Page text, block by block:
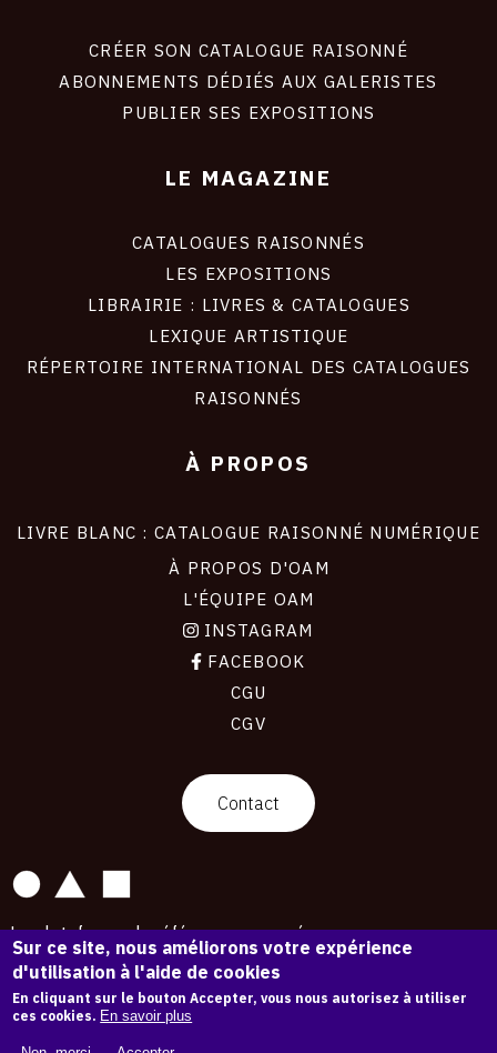
CRÉER SON CATALOGUE RAISONNÉ
ABONNEMENTS DÉDIÉS AUX GALERISTES
PUBLIER SES EXPOSITIONS
LE MAGAZINE
CATALOGUES RAISONNÉS
LES EXPOSITIONS
LIBRAIRIE : LIVRES & CATALOGUES
LEXIQUE ARTISTIQUE
RÉPERTOIRE INTERNATIONAL DES CATALOGUES
RAISONNÉS
À PROPOS
LIVRE BLANC : CATALOGUE RAISONNÉ NUMÉRIQUE
À PROPOS D'OAM
L'ÉQUIPE OAM
INSTAGRAM
FACEBOOK
CGU
CGV
Contact
La plateforme de référence pour créer,
conserver et promouvoir l'Histoire de l'Art.
Des catalogues raisonnés aux archives
d'expositions.
43 254 œuvres d'art — 7 587 expositions
Sur ce site, nous améliorons votre expérience
d'utilisation à l'aide de cookies
En cliquant sur le bouton Accepter, vous nous autorisez à utiliser
ces cookies. En savoir plus